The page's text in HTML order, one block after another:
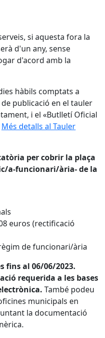
si aquesta fora la
d'un any, sense
d'acord amb la
hàbils comptats a
publicació en el tauler
i el «Butlletí Oficial
Més detalls al Tauler
per cobrir la plaça
a-funcionari/ària- de la
euros (rectificació
de funcionari/ària
fins al 06/06/2023.
requerida a les bases
També podeu
municipals en
la documentació